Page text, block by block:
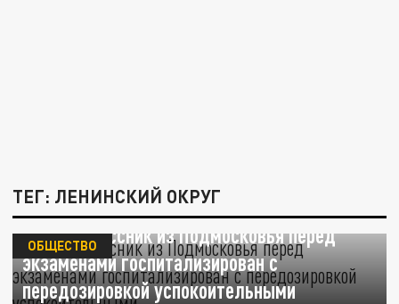
ТЕГ: ЛЕНИНСКИЙ ОКРУГ
Девятиклассник из Подмосковья перед
экзаменами госпитализирован с
передозировкой успокоительными
ОБЩЕСТВО